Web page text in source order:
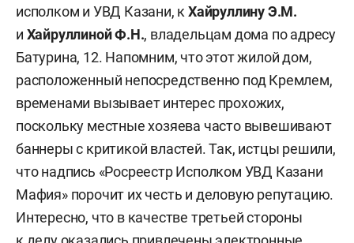
исполком и УВД Казани, кХайруллину Э.М.
и Хайруллиной Ф.Н., владельцам дома по адресу
Батурина, 12. Напомним, что этот жилой дом,
расположенный непосредственно под Кремлем,
временами вызывает интерес прохожих,
поскольку местные хозяева часто вывешивают
баннеры с критикой властей. Так, истцы решили,
что надпись «Росреестр Исполком УВД Казани
Мафия» порочит их честь и деловую репутацию.
Интересно, что в качестве третьей стороны